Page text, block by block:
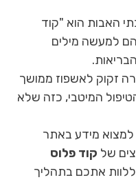
האבות הוא "קוד
למעשה מילים
זקוק לאשפוז ממושך
המיטבי, כזה שלא
למצוא מידע באתר
של קוד פלוס
אתכם בתהליך